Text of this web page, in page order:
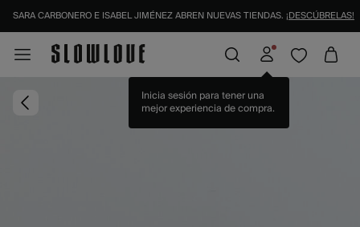
SARA CARBONERO E ISABEL JIMÉNEZ ABREN NUEVAS TIENDAS. ¡DESCÚBRELAS!
Inicia sesión para tener una
mejor experiencia de compra.